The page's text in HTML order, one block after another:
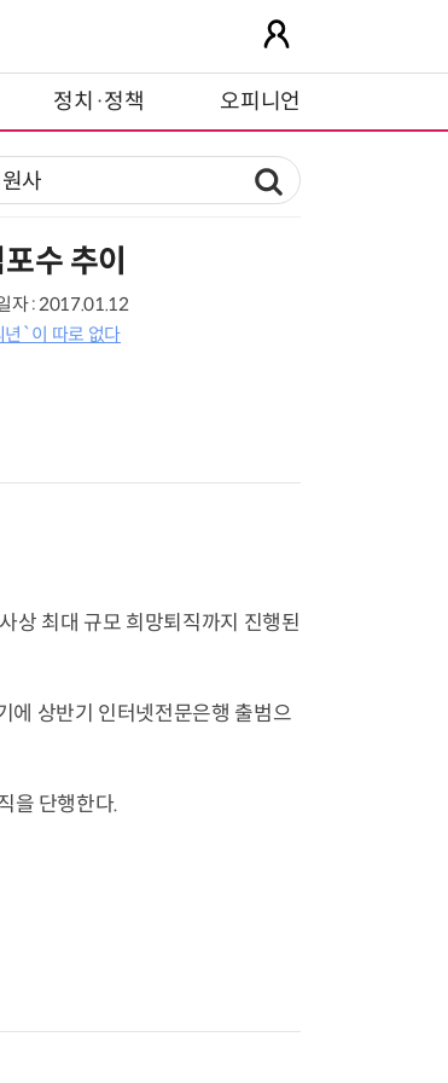
정치·정책 오피니언
수 추이
자 : 2017.01.12
년`이 따로 없다
상 최대 규모 희망퇴직까지 진행된
상반기 인터넷전문은행 출범으
을 단행한다.